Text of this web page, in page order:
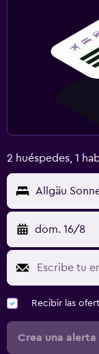
2 huéspedes, 1
Allgäu
dom. 16/8
Recibir las
Crea una